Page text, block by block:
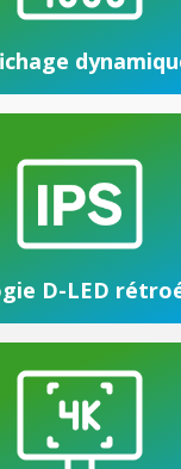
D-LED